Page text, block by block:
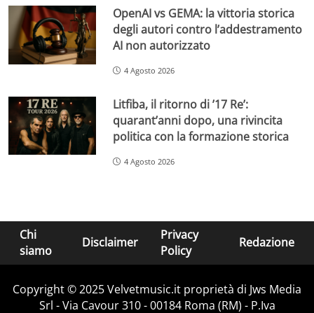
OpenAI vs GEMA: la vittoria storica
degli autori contro l’addestramento
AI non autorizzato
4 Agosto 2026
Litfiba, il ritorno di ’17 Re’:
quarant’anni dopo, una rivincita
politica con la formazione storica
4 Agosto 2026
Chi
siamo
Disclaimer
Privacy
Policy
Redazione
Copyright © 2025 Velvetmusic.it proprietà di Jws Media
Srl - Via Cavour 310 - 00184 Roma (RM) - P.Iva